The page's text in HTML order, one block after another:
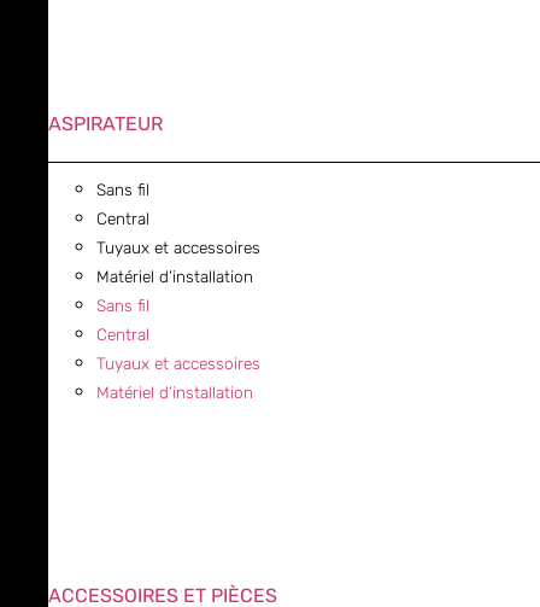
ASPIRATEUR
Sans fil
Central
Tuyaux et accessoires
Matériel d’installation
Sans fil
Central
Tuyaux et accessoires
Matériel d’installation
ACCESSOIRES ET PIÈCES